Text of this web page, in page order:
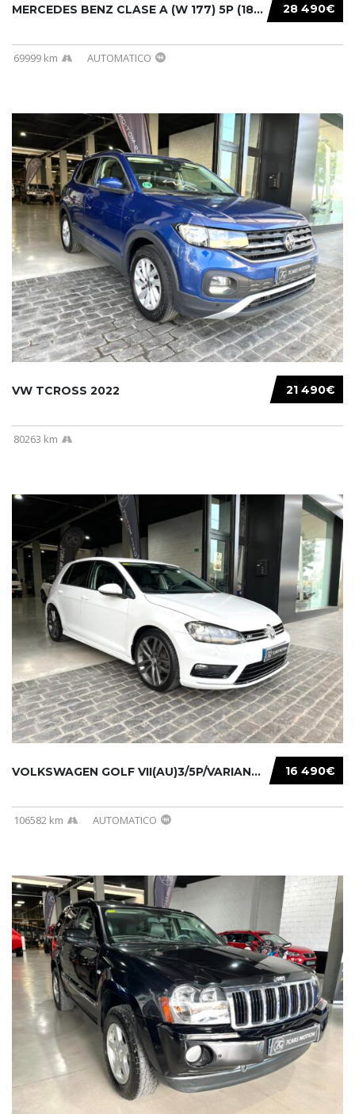
28 490€
MERCEDES BENZ CLASE A (W 177) 5P (18-) 2020....
69999 km AUTOMATICO
21 490€
VW TCROSS 2022
80263 km
16 490€
VOLKSWAGEN GOLF VII(AU)3/5P/VARIANT(12-16 20...
106582 km AUTOMATICO